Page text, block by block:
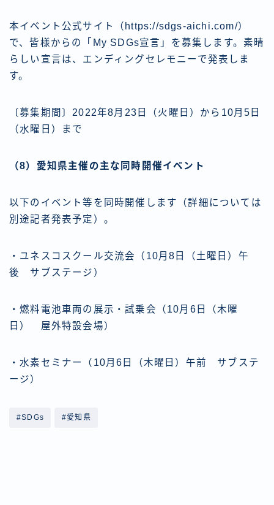
本イベント公式サイト（https://sdgs-aichi.com/）
で、皆様からの「My SDGs宣言」を募集します。素晴
らしい宣言は、エンディングセレモニーで発表しま
す。
〔募集期間〕2022年8月23日（火曜日）から10月5日
（水曜日）まで
（8）愛知県主催の主な同時開催イベント
以下のイベント等を同時開催します（詳細については
別途記者発表予定）。
・ユネスコスクール交流会（10月8日（土曜日）午
後 サブステージ）
・燃料電池車両の展示・試乗会（10月6日（木曜
日） 屋外特設会場）
・水素セミナー（10月6日（木曜日）午前 サブステ
ージ）
#SDGs #愛知県